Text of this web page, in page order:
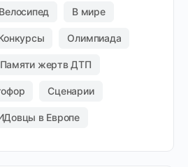
Велосипед В мире
Олимпиада
Памяти жертв ДТП
Сценарии
в Европе